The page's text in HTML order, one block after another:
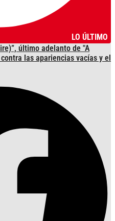
LO ÚLTIMO
último adelanto de "A
las apariencias vacías y el